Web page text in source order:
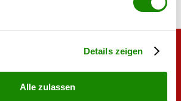
darüber, wie Ihre persönlichen Daten
Details zeigen
Alle zulassen